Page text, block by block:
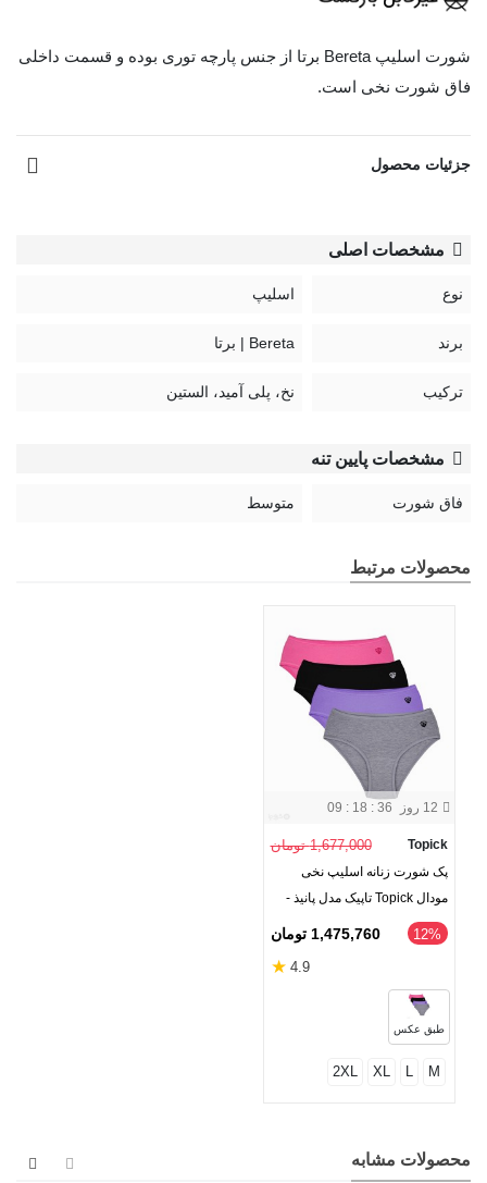
شورت اسلیپ Bereta برتا از جنس پارچه توری بوده و قسمت داخلی
فاق شورت نخی است.
جزئیات محصول
مشخصات اصلی
نوع اسلیپ
برند Bereta | برتا
ترکیب نخ، پلی آمید، الستین
مشخصات پایین تنه
فاق شورت متوسط
محصولات مرتبط
12 روز 09 : 18 : 35
Topick 1,677,000 تومان
پک شورت زنانه اسلیپ نخی
مودال Topick تاپیک مدل پانیذ -
بسته 4 عددی
‎12% 1,475,760 تومان
4.9
★
طبق عکس
M
L
XL
2XL
محصولات مشابه